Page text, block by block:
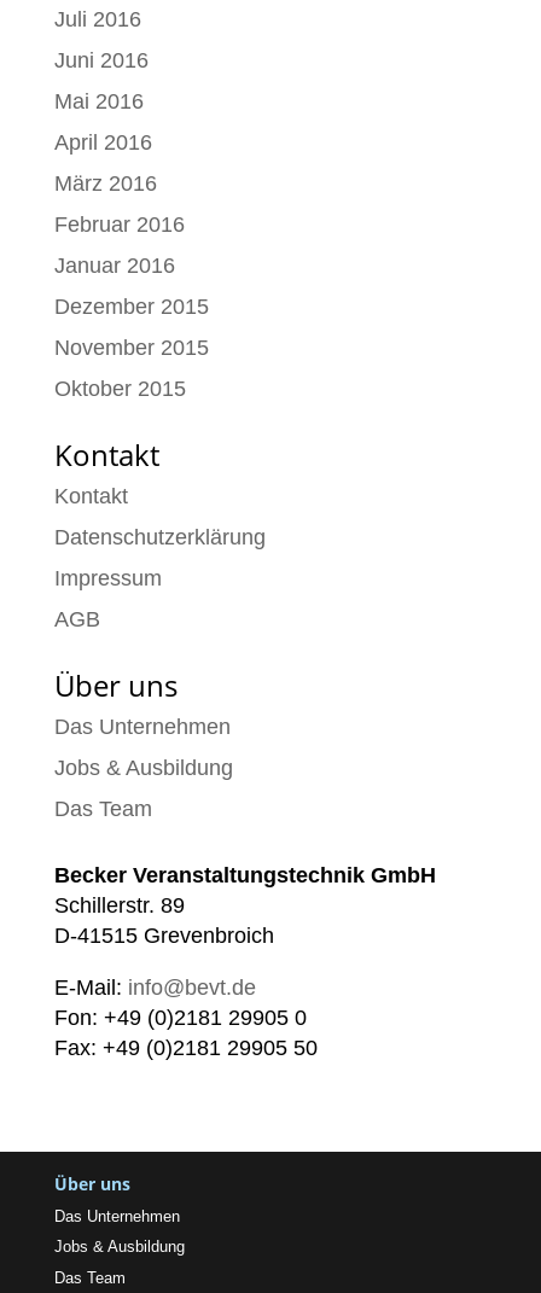
Juli 2016
Juni 2016
Mai 2016
April 2016
März 2016
Februar 2016
Januar 2016
Dezember 2015
November 2015
Oktober 2015
Kontakt
Kontakt
Datenschutzerklärung
Impressum
AGB
Über uns
Das Unternehmen
Jobs & Ausbildung
Das Team
Becker Veranstaltungstechnik GmbH
Schillerstr. 89
D-41515 Grevenbroich
E-Mail: info@bevt.de
Fon: +49 (0)2181 29905 0
Fax: +49 (0)2181 29905 50
Über uns
Das Unternehmen
Jobs & Ausbildung
Das Team